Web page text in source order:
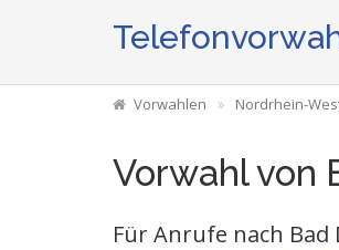
Vorwahlen Nordrhein-
Vorwahl von
Für Anrufe nach